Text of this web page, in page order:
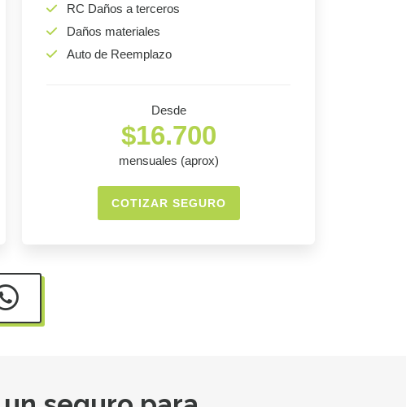
RC Daños a terceros
Daños materiales
Auto de Reemplazo
Desde
$16.700
mensuales (aprox)
COTIZAR SEGURO